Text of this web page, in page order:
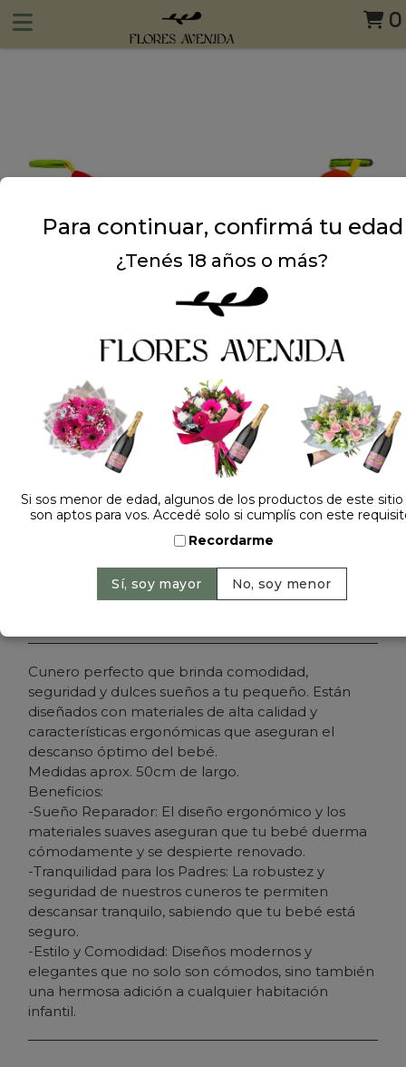
0
Dejá tu opinión
Cantidad:
Agregar al carrito
Cunero perfecto que brinda comodidad,
seguridad y dulces sueños a tu pequeño. Están
diseñados con materiales de alta calidad y
características ergonómicas que aseguran el
descanso óptimo del bebé.
Medidas aprox. 50cm de largo.
Beneficios:
-Sueño Reparador: El diseño ergonómico y los
materiales suaves aseguran que tu bebé duerma
cómodamente y se despierte renovado.
-Tranquilidad para los Padres: La robustez y
seguridad de nuestros cuneros te permiten
descansar tranquilo, sabiendo que tu bebé está
seguro.
-Estilo y Comodidad: Diseños modernos y
elegantes que no solo son cómodos, sino también
una hermosa adición a cualquier habitación
infantil.
Para continuar, confirmá tu edad
¿Tenés 18 años o más?
Si sos menor de edad, algunos de los productos de este
son aptos para vos. Accedé solo si cumplís con este
Recordarme